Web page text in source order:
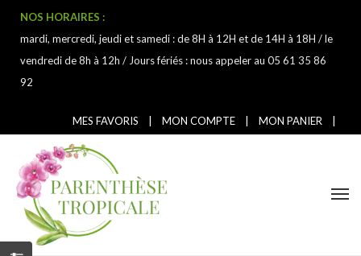
NOS HORAIRES :
mardi, mercredi, jeudi et samedi : de 8H à 12H et de 14H à 18H / le
vendredi de 8h à 12h / Jours fériés : nous appeler au 05 61 35 86
92
MES FAVORIS MON COMPTE MON PANIER